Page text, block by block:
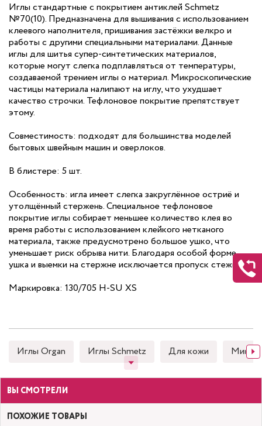
Иглы стандартные с покрытием антиклей Schmetz
№70(10). Предназначена для вышивания с использованием
клеевого наполнителя, пришивания застёжки велкро и
работы с другими специальными материалами. Данные
иглы для шитья супер-синтетических материалов,
которые могут слегка подплавляться от температуры,
создаваемой трением иглы о материал. Микроскопические
частицы материала налипают на иглу, что ухудшает
качество строчки. Тефлоновое покрытие препятствует
этому.
Совместимость: подходят для большинства моделей
бытовых швейным машин и оверлоков.
В блистере: 5 шт.
Особенность: игла имеет слегка закруглённое остриё и
утолщённый стержень. Специальное тефлоновое
покрытие иглы собирает меньшее количество клея во
время работы с использованием клейкого нетканого
материала, также предусмотрено большое ушко, что
уменьшает риск обрыва нити. Благодаря особой форме
ушка и выемки на стержне исключается пропуск стежков.
Маркировка: 130/705 H-SU XS
Иглы Organ Иглы Schmetz Для кожи
ВЫ СМОТРЕЛИ
ПОХОЖИЕ ТОВАРЫ